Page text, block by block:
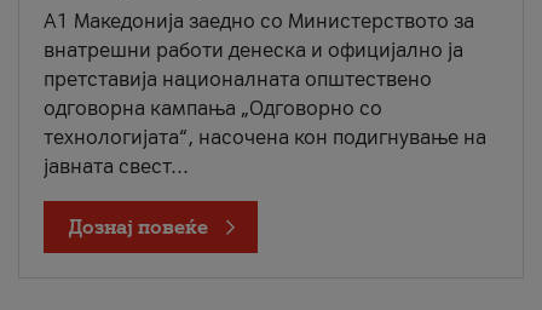
A1 Македонија заедно со Министерството за
внатрешни работи денеска и официјално ја
претставија националната општествено
одговорна кампања „Одговорно со
технологијата“, насочена кон подигнување на
јавната свест...
Дознај повеќе